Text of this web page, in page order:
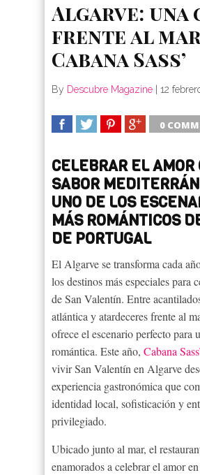
Algarve: una
frente al
Cabana Sass’
By Descubre Magazine 12
0
CELEBRAR EL AMOR
SABOR
UNO DE LOS
MÁS ROMÁNTICOS
DE PORTUGAL
El Algarve se transforma cada
los destinos más especiales para
de San Valentín. Entre
atlántica y atardeceres frente al
ofrece el escenario perfecto para
romántica. Este año, Cabana
vivir San Valentín en Algarve
experiencia gastronómica que
identidad local, sofisticación y
privilegiado.
Ubicado junto al mar, el
enamorados a celebrar el amor